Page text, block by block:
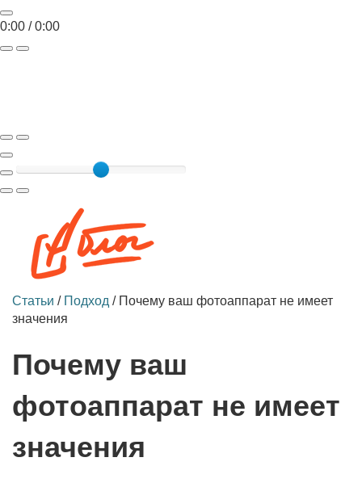
0:00 /0:00
Статьи / Подход / Почему ваш фотоаппарат не имеет
значения
Почему ваш
фотоаппарат не имеет
значения